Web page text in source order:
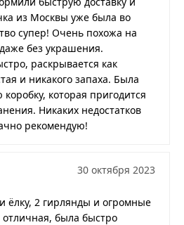
из Москвы уже была во
супер! Очень похожа на
без украшения.
раскрывается как
и никакого запаха. Была
которая пригодится
Никаких недостатков
рекомендую!
30 октября 2023
ёлку, 2 гирлянды и огромные
была быстро